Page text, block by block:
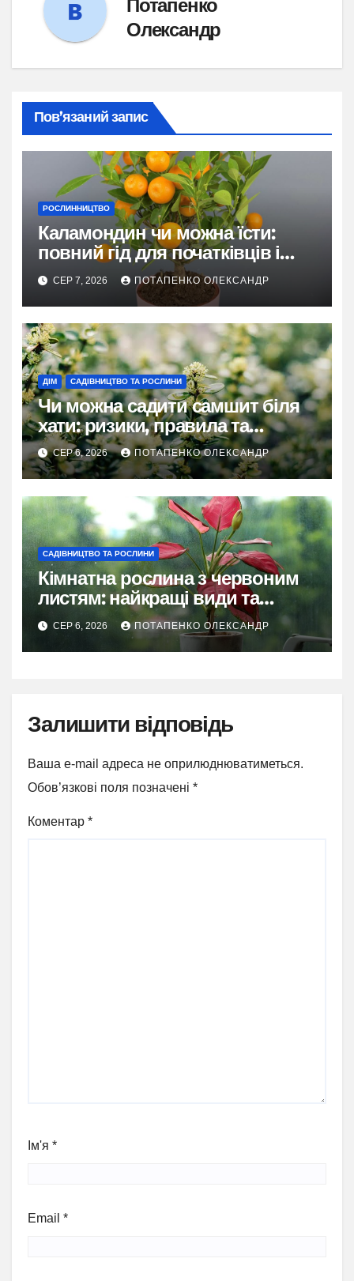
Потапенко
Олександр
Пов’язаний запис
РОСЛИННИЦТВО
Каламондин чи можна їсти:
повний гід для початківців і
досвідчених
СЕР 7, 2026 ПОТАПЕНКО ОЛЕКСАНДР
ДІМ САДІВНИЦТВО ТА РОСЛИНИ
Чи можна садити самшит біля
хати: ризики, правила та
практичні рішення
СЕР 6, 2026 ПОТАПЕНКО ОЛЕКСАНДР
САДІВНИЦТВО ТА РОСЛИНИ
Кімнатна рослина з червоним
листям: найкращі види та
секрети догляду
СЕР 6, 2026 ПОТАПЕНКО ОЛЕКСАНДР
Залишити відповідь
Ваша e-mail адреса не оприлюднюватиметься.
Обов’язкові поля позначені *
Коментар *
Ім'я *
Email *